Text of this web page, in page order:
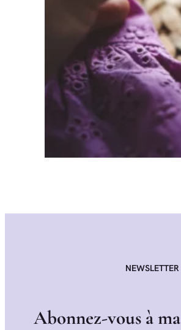
NEWSLETTER
Abonnez-vous àma